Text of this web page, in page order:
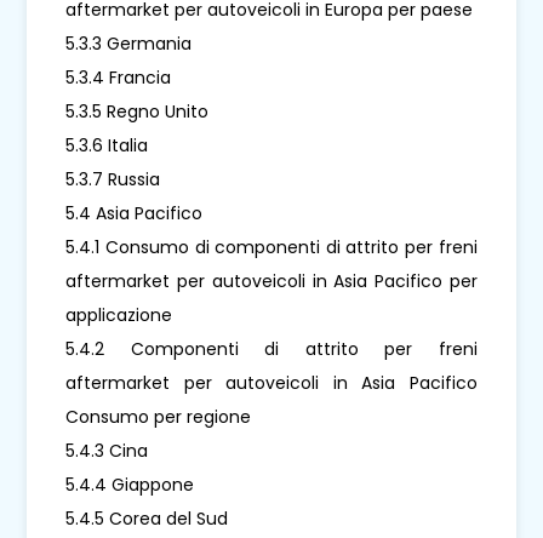
aftermarket per autoveicoli in Europa per paese
5.3.3 Germania
5.3.4 Francia
5.3.5 Regno Unito
5.3.6 Italia
5.3.7 Russia
5.4 Asia Pacifico
5.4.1 Consumo di componenti di attrito per freni
aftermarket per autoveicoli in Asia Pacifico per
applicazione
5.4.2 Componenti di attrito per freni
aftermarket per autoveicoli in Asia Pacifico
Consumo per regione
5.4.3 Cina
5.4.4 Giappone
5.4.5 Corea del Sud